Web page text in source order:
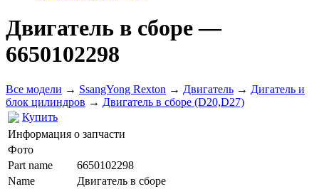
Двигатель в сборе—
6650102298
Все модели → SsangYong Rexton → Двигатель → Дигатель и
блок цилиндров → Двигатель в сборе (D20,D27)
Купить
Информация о запчасти
Фото
Part name
6650102298
Name
Двигатель в сборе